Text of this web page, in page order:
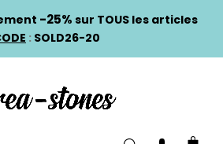
-25% sur TOUS les articles
: SOLD26-20